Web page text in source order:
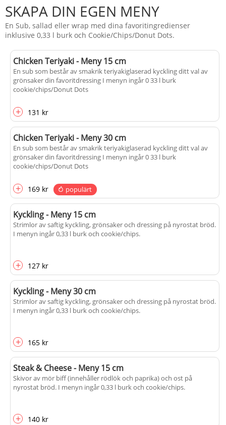
SKAPA DIN EGEN MENY
En Sub, sallad eller wrap med dina favoritingredienser
inklusive 0,33 l burk och Cookie/Chips/Donut Dots.
Chicken Teriyaki - Meny 15 cm
En sub som består av smakrik teriyakiglaserad kyckling ditt val av
grönsaker din favoritdressing I menyn ingår 0 33 l burk
cookie/chips/Donut Dots
+ 131 kr
Chicken Teriyaki - Meny 30 cm
En sub som består av smakrik teriyakiglaserad kyckling ditt val av
grönsaker din favoritdressing I menyn ingår 0 33 l burk
cookie/chips/Donut Dots
+ 169 kr populärt
Kyckling - Meny 15 cm
Strimlor av saftig kyckling, grönsaker och dressing på nyrostat bröd.
I menyn ingår 0,33 l burk och cookie/chips.
+ 127 kr
Kyckling - Meny 30 cm
Strimlor av saftig kyckling, grönsaker och dressing på nyrostat bröd.
I menyn ingår 0,33 l burk och cookie/chips.
+ 165 kr
Steak & Cheese - Meny 15 cm
Skivor av mör biff (innehåller rödlök och paprika) och ost på
nyrostat bröd. I menyn ingår 0,33 l burk och cookie/chips.
+ 140 kr